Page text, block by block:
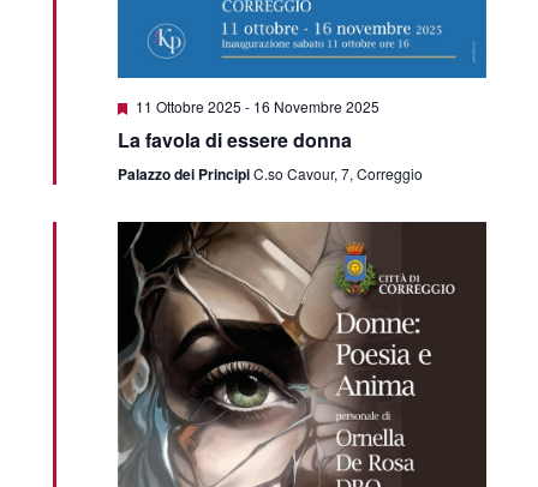
Featured
11 Ottobre 2025 - 16 Novembre 2025
La favola di essere donna
Palazzo dei PrincipiC.so Cavour, 7, Correggio